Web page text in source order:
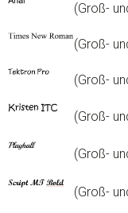
(Groß-
(Groß-
(Groß-
(Groß-
(Groß-
(Groß-